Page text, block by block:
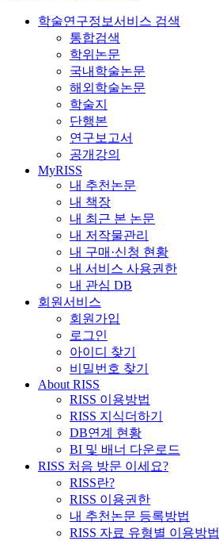
학술연구정보서비스 검색
통합검색
학위논문
국내학술논문
해외학술논문
학술지
단행본
연구보고서
공개강의
MyRISS
내 추천논문
내 책장
내 최근 본 논문
내 저작물관리
내 구매·신청 현황
내 서비스 사용권한
내 관심 DB
회원서비스
회원가입
로그인
아이디 찾기
비밀번호 찾기
About RISS
RISS 이용방법
RISS 지식더하기
DB연계 현황
BI 및 배너 다운로드
RISS 처음 방문 이세요?
RISS란?
RISS 이용권한
내 추천논문 등록방법
RISS 자료 유형별 이용방법